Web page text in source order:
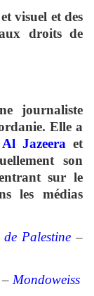
visuel et des
droits de
journaliste
Elle a
Al Jazeera et
son
sur le
les médias
Palestine–
– Mondoweiss